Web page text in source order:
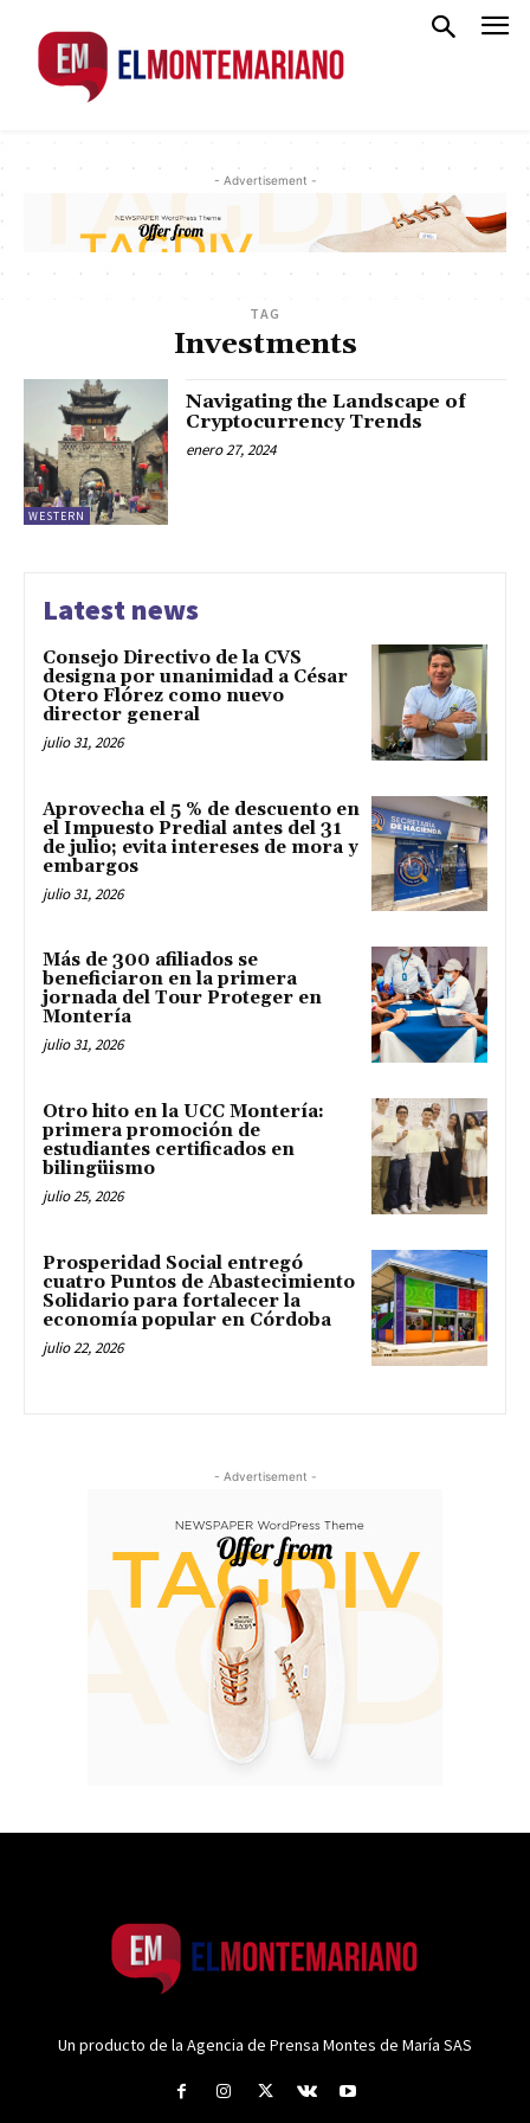
- Advertisement -
TAG
Investments
WESTERN
Navigating the Landscape of
Cryptocurrency Trends
enero 27, 2024
Latest news
Consejo Directivo de la CVS
designa por unanimidad a César
Otero Flórez como nuevo
director general
julio 31, 2026
Aprovecha el 5 % de descuento en
el Impuesto Predial antes del 31
de julio; evita intereses de mora y
embargos
julio 31, 2026
Más de 300 afiliados se
beneficiaron en la primera
jornada del Tour Proteger en
Montería
julio 31, 2026
Otro hito en la UCC Montería:
primera promoción de
estudiantes certificados en
bilingüismo
julio 25, 2026
Prosperidad Social entregó
cuatro Puntos de Abastecimiento
Solidario para fortalecer la
economía popular en Córdoba
julio 22, 2026
- Advertisement -
Un producto de la Agencia de Prensa Montes de María SAS